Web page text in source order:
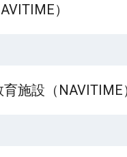
）
施設（NAVITIME